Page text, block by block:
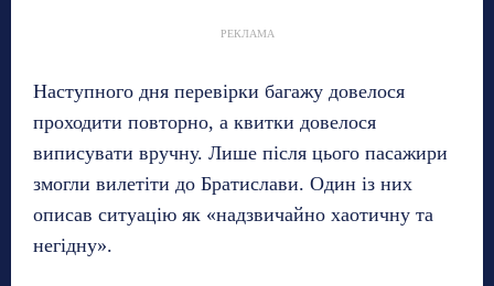
РЕКЛАМА
Наступного дня перевірки багажу довелося
проходити повторно, а квитки довелося
виписувати вручну. Лише після цього пасажири
змогли вилетіти до Братислави. Один із них
описав ситуацію як «надзвичайно хаотичну та
негідну».